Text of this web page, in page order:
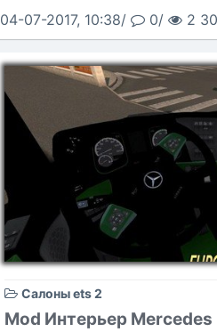
04-07-2017, 10:38/ 0/ 2
Салоны ets 2
Mod Интерьер Mercedes